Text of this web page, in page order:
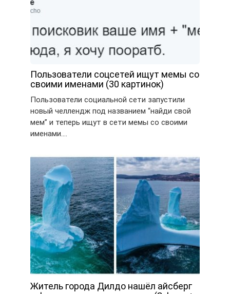
Пользователи соцсетей ищут мемы со
своими именами (30 картинок)
Пользователи социальной сети запустили
новый челлендж под названием “найди свой
мем” и теперь ищут в сети мемы со своими
именами….
Житель города Дилдо нашёл айсберг